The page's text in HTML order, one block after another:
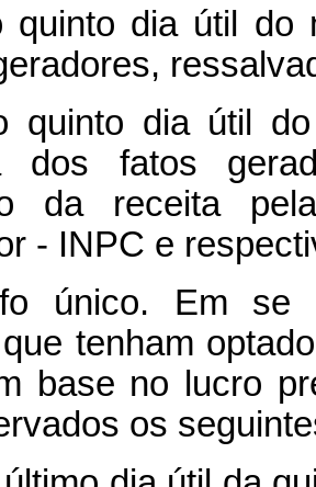
quinto dia útil do
quinto dia útil
dos fatos
da receita
- INPC e
único. Em se
tenham
base no lucro
os